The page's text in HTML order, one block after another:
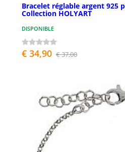
Bracelet réglable argent 925
Collection HOLYART
DISPONIBLE
€ 34,90 € 37,00